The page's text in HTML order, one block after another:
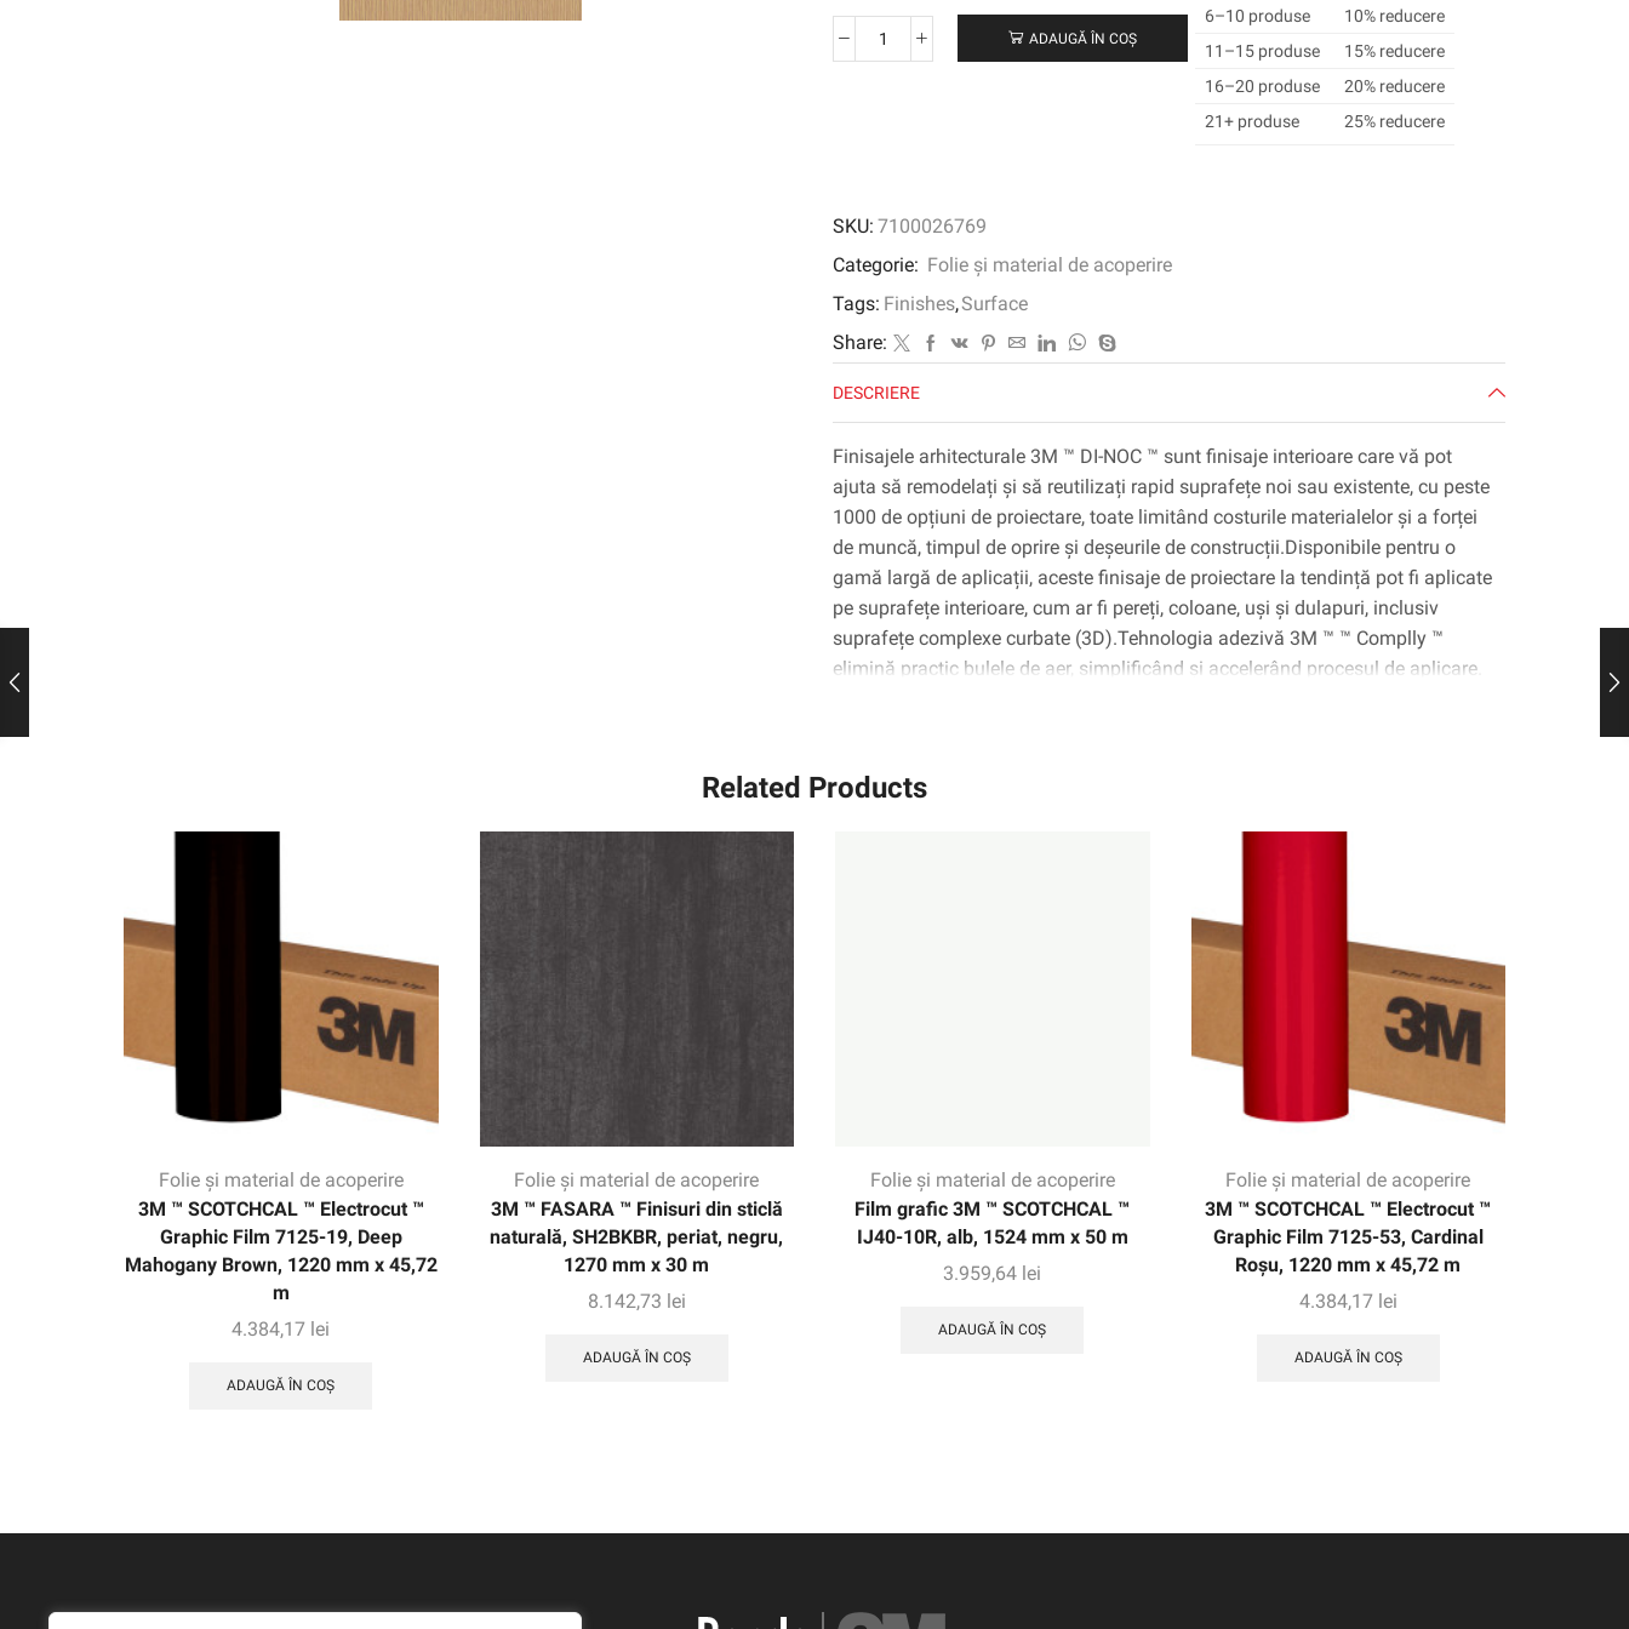
Cantitate
arhitectural
cereale
lemn,
WG-
2944,
1220
mm
x
50
ADAUGĂ ÎN COȘ
6–10 produse
10% reducere
11–15 produse
15% reducere
16–20 produse
20% reducere
21+ produse
25% reducere
SKU: 7100026769
Categorie: Folie și material de acoperire
Tags: Finishes,Surface
Share:
DESCRIERE
Finisajele arhitecturale 3M ™ DI-NOC ™ sunt finisaje interioare care vă pot
ajuta să remodelați și să reutilizați rapid suprafețe noi sau existente, cu peste
1000 de opțiuni de proiectare, toate limitând costurile materialelor și a forței
de muncă, timpul de oprire și deșeurile de construcții.Disponibile pentru o
gamă largă de aplicații, aceste finisaje de proiectare la tendință pot fi aplicate
pe suprafețe interioare, cum ar fi pereți, coloane, uși și dulapuri, inclusiv
suprafețe complexe curbate (3D).Tehnologia adezivă 3M ™ ™ Complly ™
elimină practic bulele de aer, simplificând și accelerând procesul de aplicare.
Related Products
Folie și material de acoperire
3M ™ SCOTCHCAL ™ Electrocut ™
Graphic Film 7125-19, Deep
Mahogany Brown, 1220 mm x 45,72
m
4.384,17 lei
ADAUGĂ ÎN COȘ
Folie și material de acoperire
3M ™ FASARA ™ Finisuri din sticlă
naturală, SH2BKBR, periat, negru,
1270 mm x 30 m
8.142,73 lei
ADAUGĂ ÎN COȘ
Folie și material de acoperire
Film grafic 3M ™ SCOTCHCAL ™
IJ40-10R, alb, 1524 mm x 50 m
3.959,64 lei
ADAUGĂ ÎN COȘ
Folie și material de acoperire
3M ™ SCOTCHCAL ™ Electrocut ™
Graphic Film 7125-53, Cardinal
Roșu, 1220 mm x 45,72 m
4.384,17 lei
ADAUGĂ ÎN COȘ